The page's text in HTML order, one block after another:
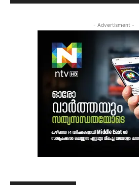
- Advertisment -